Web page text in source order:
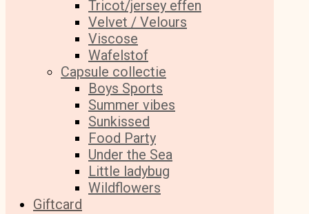
Tricot/jersey effen
Velvet / Velours
Viscose
Wafelstof
Capsule collectie
Boys Sports
Summer vibes
Sunkissed
Food Party
Under the Sea
Little ladybug
Wildflowers
Giftcard